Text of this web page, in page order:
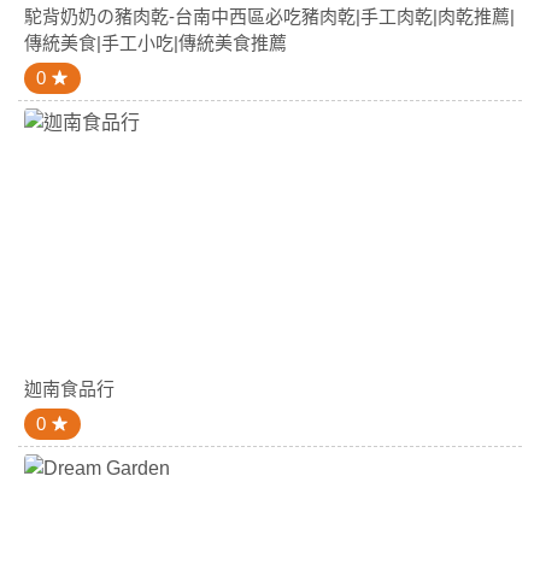
駝背奶奶の豬肉乾-台南中西區必吃豬肉乾|手工肉乾|肉乾推薦|
傳統美食|手工小吃|傳統美食推薦
0
迦南食品行
0